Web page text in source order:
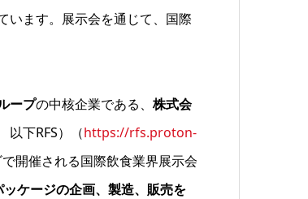
います。展示会を通じて、国際
ープの中核企業である、 株式会
下RFS）（https://rfs.proton-
開催される国際飲食業界展示会
ッケージの企画、製造、販売を